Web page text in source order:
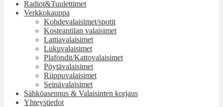
Radiot&Tuulettimet
Verkkokauppa
Kohdevalaisimet/spotit
Kosteantilan valaisimet
Lattiavalaisimet
Lukuvalaisimet
Plafondit/Kattovalaisimet
Pöytävalaisimet
Riippuvalaisimet
Seinävalaisimet
Sähköasennus & Valaisinten korjaus
Yhteystiedot